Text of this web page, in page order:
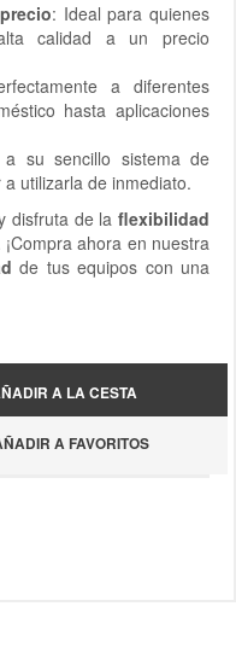
: Ideal para quienes
calidad a un precio
a diferentes
hasta aplicaciones
su sencillo sistema de
utilizarla de inmediato.
disfruta de laflexibilidad
ahora en nuestra
de tus equipos con una
A LA CESTA
A FAVORITOS